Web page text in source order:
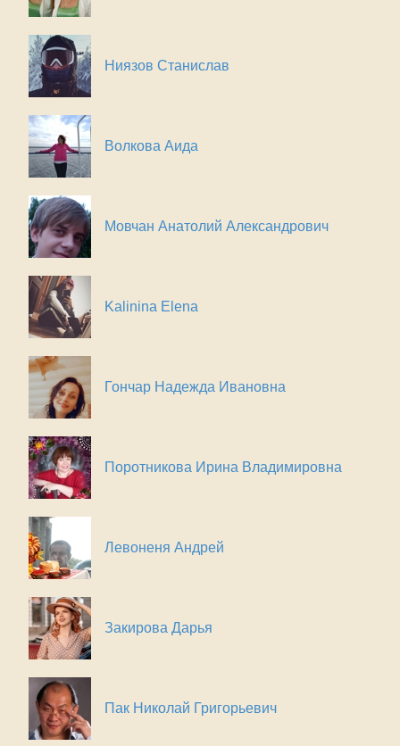
Ниязов Станислав
Волкова Аида
Мовчан Анатолий Александрович
Kalinina Elena
Гончар Надежда Ивановна
Поротникова Ирина Владимировна
Левоненя Андрей
Закирова Дарья
Пак Николай Григорьевич